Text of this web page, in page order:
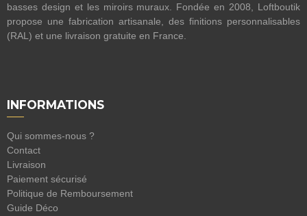
basses design et les miroirs muraux. Fondée en 2008, Loftboutik
propose une fabrication artisanale, des finitions personnalisables
(RAL) et une livraison gratuite en France.
INFORMATIONS
Qui sommes-nous ?
Contact
Livraison
Paiement sécurisé
Politique de Remboursement
Guide Déco